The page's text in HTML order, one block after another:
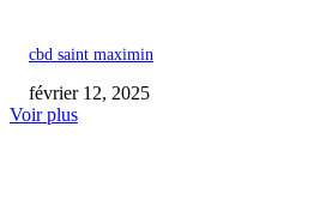
cbd saint maximin
février 12, 2025
Voir plus